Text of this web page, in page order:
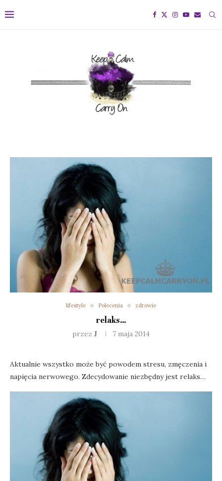
lifestyle Polecenia zdrowie
relaks…
przez J 7 maja 2014
Aktualnie wszystko może być powodem stresu, zmęczenia i
napięcia nerwowego. Zdecydowanie niezbędny jest relaks…